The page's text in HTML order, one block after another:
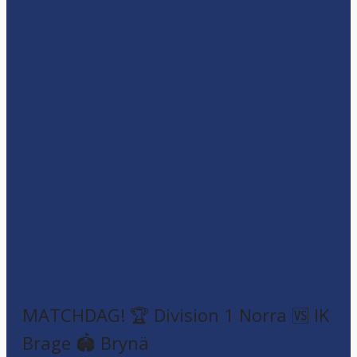
MATCHDAG! 🏆 Division 1 Norra 🆚 IK
Brage 🏟️ Brynä